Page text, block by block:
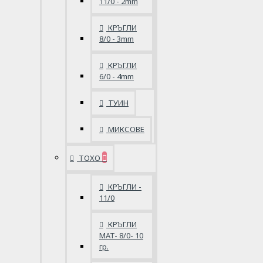
КРЪГЛИ
8/0 - 3mm
КРЪГЛИ
6/0 - 4mm
ТУИН
МИКСОВЕ
ТОХО
КРЪГЛИ -
11/0
КРЪГЛИ
MAT- 8/0- 10
гр.